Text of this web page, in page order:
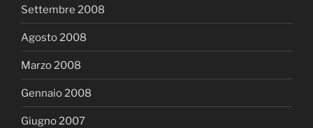
Settembre 2008
Agosto 2008
Marzo 2008
Gennaio 2008
Giugno 2007